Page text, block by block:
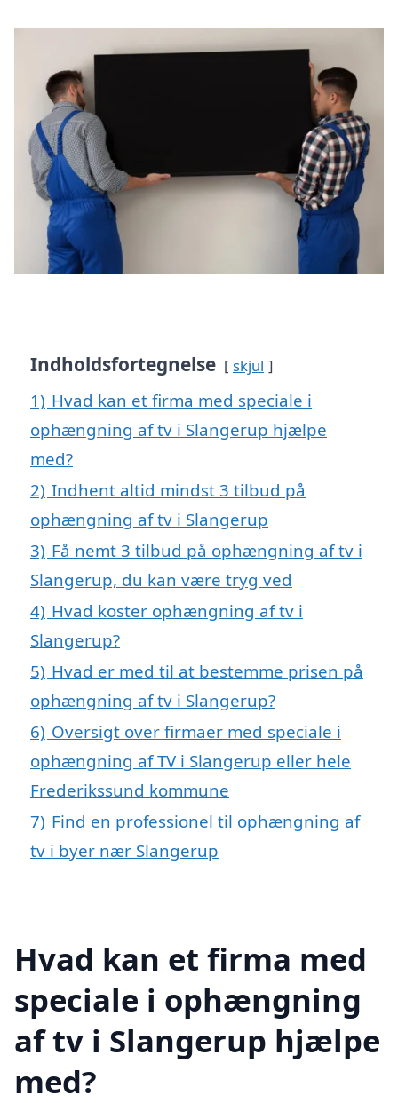
Indholdsfortegnelse skjul
1) Hvad kan et firma med speciale i
ophængning af tv i Slangerup hjælpe
med?
2) Indhent altid mindst 3 tilbud på
ophængning af tv i Slangerup
3) Få nemt 3 tilbud på ophængning af tv i
Slangerup, du kan være tryg ved
4) Hvad koster ophængning af tv i
Slangerup?
5) Hvad er med til at bestemme prisen på
ophængning af tv i Slangerup?
6) Oversigt over firmaer med speciale i
ophængning af TV i Slangerup eller hele
Frederikssund kommune
7) Find en professionel til ophængning af
tv i byer nær Slangerup
Hvad kan et firma med
speciale i ophængning
af tv i Slangerup hjælpe
med?